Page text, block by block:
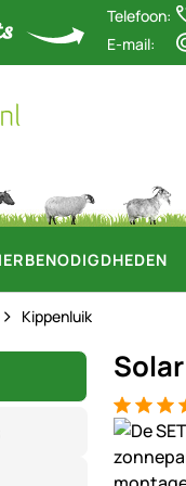
Telefoon:
E-mail:
Kippenluik
1